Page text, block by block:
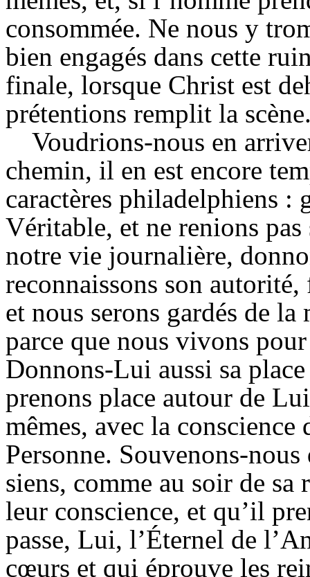
consommée. Ne nous y
bien engagés dans cette
finale, lorsque Christ est
prétentions remplit la
Voudrions-nous en
chemin, il en est encore
caractères philadelphiens :
Véritable, et ne renions
notre vie journalière,
reconnaissons son
et nous serons gardés de
parce que nous vivons
Donnons-Lui aussi sa
prenons place autour de
mêmes, avec la
Personne. Souvenons-
siens, comme au soir de
leur conscience, et qu’il
passe, Lui, l’Éternel de l’
cœurs et qui éprouve les